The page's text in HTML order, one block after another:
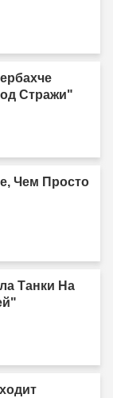
Стражи"
Чем Просто
Танки На